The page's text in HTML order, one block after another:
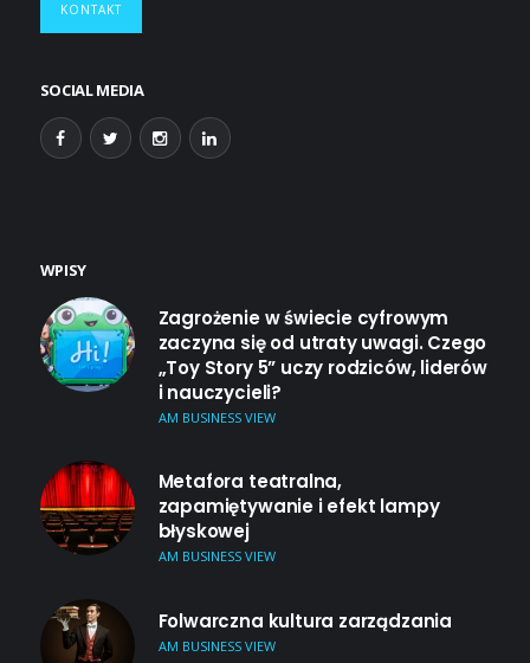
KONTAKT
SOCIAL MEDIA
WPISY
Zagrożenie w świecie cyfrowym
zaczyna się od utraty uwagi. Czego
„Toy Story 5” uczy rodziców, liderów
i nauczycieli?
AM BUSINESS VIEW
Metafora teatralna,
zapamiętywanie i efekt lampy
błyskowej
AM BUSINESS VIEW
Folwarczna kultura zarządzania
AM BUSINESS VIEW